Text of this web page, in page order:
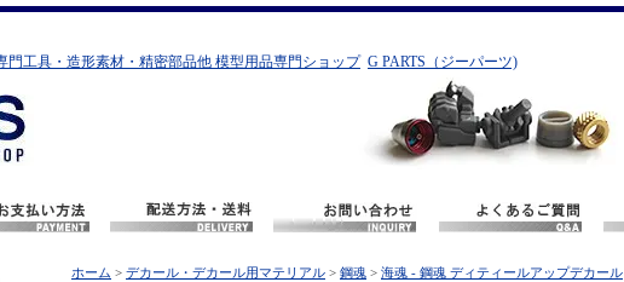
門工具・造形素材・精密部品他 模型用品専門ショップ G PARTS（ジーパーツ)
ホーム > デカール・デカール用マテリアル > 鋼魂 > 海魂 - 鋼魂 ディティールアップデカール